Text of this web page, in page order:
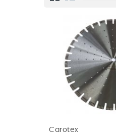
Carotex